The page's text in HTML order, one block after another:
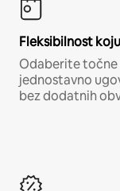
Fleksibilnost
Odaberite točne
jednostavno
bez dodatnih